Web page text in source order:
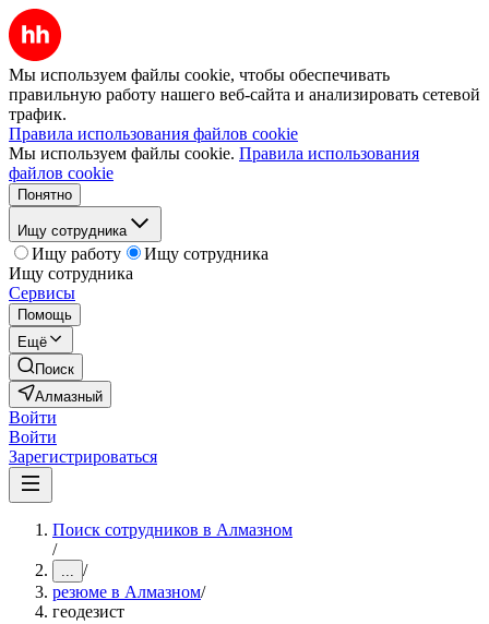
Мы используем файлы cookie, чтобы обеспечивать
правильную работу нашего веб-сайта и анализировать сетевой
трафик.
Правила использования файлов cookie
Мы используем файлы cookie. Правила использования
файлов cookie
Понятно
Ищу сотрудника
Ищу работу
Ищу сотрудника
Ищу сотрудника
Сервисы
Помощь
Ещё
Поиск
Алмазный
Войти
Войти
Зарегистрироваться
Поиск сотрудников в Алмазном
/
... /
резюме в Алмазном/
геодезист